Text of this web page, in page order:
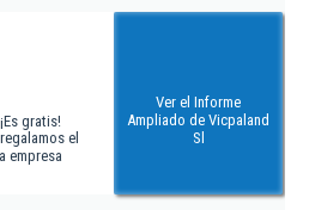
gratis!
el
empresa
Ver el Informe
Ampliado de Vicpaland
Sl